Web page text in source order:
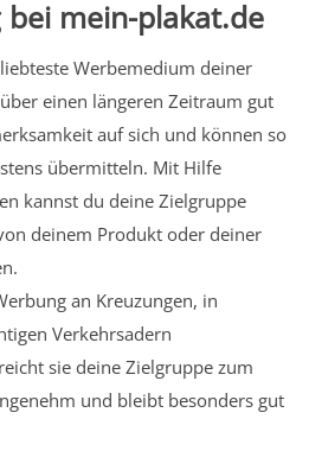
mein-plakat.de
Werbemedium deiner
einen längeren Zeitraum gut
auf sich und können so
übermitteln. Mit Hilfe
kannst du deine Zielgruppe
deinem Produkt oder deiner
an Kreuzungen, in
Verkehrsadern
sie deine Zielgruppe zum
und bleibt besonders gut